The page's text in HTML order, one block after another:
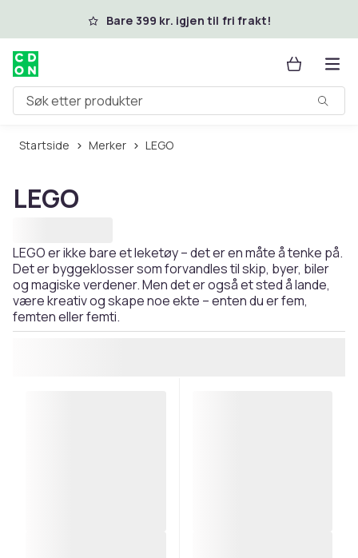
Hopp til hovedinnholdBare 399 kr. igjen til fri frakt!
Søk etter produkter
Startside Merker LEGO
LEGO
LEGO er ikke bare et leketøy – det er en måte å tenke på.
Det er byggeklosser som forvandles til skip, byer, biler
og magiske verdener. Men det er også et sted å lande,
være kreativ og skape noe ekte – enten du er fem,
femten eller femti.